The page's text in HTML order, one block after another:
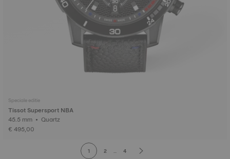
Speciale editie
Tissot Supersport NBA
45.5 mm • Quartz
€ 495,00
1 2 ... 4